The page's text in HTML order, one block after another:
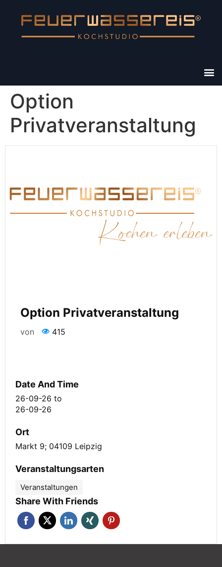
Option
Privatveranstaltung
Option Privatveranstaltung
von 415
Date And Time
26-09-26 to
26-09-26
Ort
Markt 9; 04109 Leipzig
Veranstaltungsarten
Veranstaltungen
Share With Friends